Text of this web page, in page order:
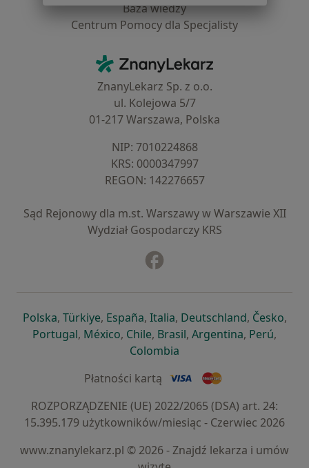
Baza wiedzy
Centrum Pomocy dla Specjalisty
ZnanyLekarz - Strona główna
ZnanyLekarz Sp. z o.o.
ul. Kolejowa 5/7
01-217 Warszawa, Polska
NIP: ⁠7010224868
KRS: ⁠0000347997
REGON: ⁠142276657
Sąd Rejonowy dla m.st. Warszawy w Warszawie XII
Wydział Gospodarczy KRS
Polskaotwiera się w nowej karcie
, Türkiyeotwiera się w nowej karcie
, Españaotwiera się w nowej karcie
, Italiaotwiera się w nowej
, Deutschlandotwiera się
, Česko,
Portugalotwiera się w nowej karcie
, Méxicootwiera się w nowej karcie
, Chileotwiera się w nowej karcie
, Brasilotwiera się w nowej
, Argentinaotwiera się
, Perú,
Colombia
Płatności kartą
ROZPORZĄDZENIE (UE) 2022/2065 (DSA) art. 24:
15.395.179 użytkowników/miesiąc - Czerwiec 2026
www.znanylekarz.pl © 2026 - Znajdź lekarza i umów